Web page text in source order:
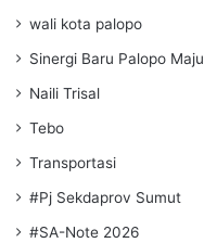
wali kota palopo
Sinergi Baru Palopo Maju
Naili Trisal
Tebo
Transportasi
#Pj Sekdaprov Sumut
#SA-Note 2026